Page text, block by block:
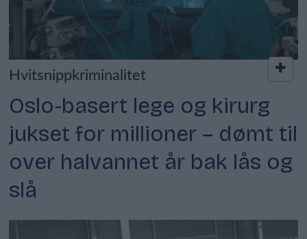
Hvitsnippkriminalitet
Oslo-basert lege og kirurg
jukset for millioner – dømt til
over halvannet år bak lås og
slå